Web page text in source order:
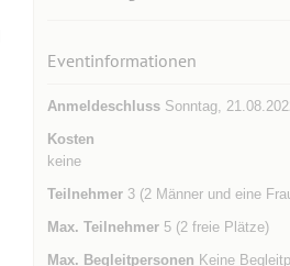
Eventinformationen
AnmeldeschlussSonntag,
Kosten
keine
Teilnehmer3 (2 Männer und eine
Max. Teilnehmer5 (2 freie Plätze)
Max. Begleitpersonen Keine